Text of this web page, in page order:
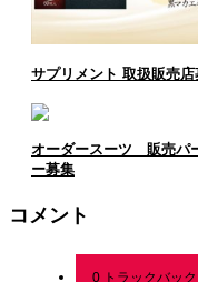
サプリメント 取扱販売店
オーダースーツ 販売パ
ー募集
コメント
0 トラックバック